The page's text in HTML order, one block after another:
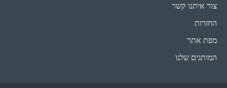
צור איתנו קשר
החזרות
מפת אתר
המותגים שלנו